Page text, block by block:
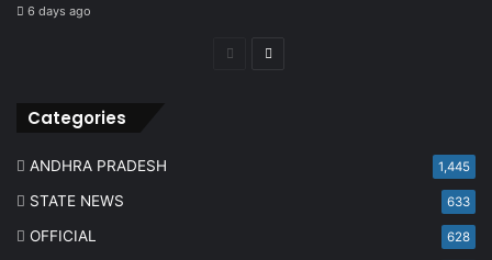
6 days ago
PreviousNext
Categories
ANDHRA PRADESH 1,445
STATE NEWS 633
OFFICIAL 628